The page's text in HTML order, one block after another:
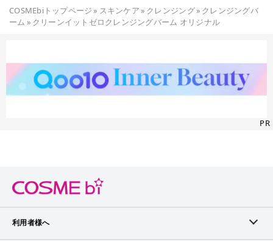
ング #クレンジングバーム #クレンジングおすすめ #毛穴ケア
COSMEbiトップページ» スキンケア» クレンジング» クレンジングバ
ーム » クリーンイットゼロクレンジングバーム オリジナル
PR
利用者様へ